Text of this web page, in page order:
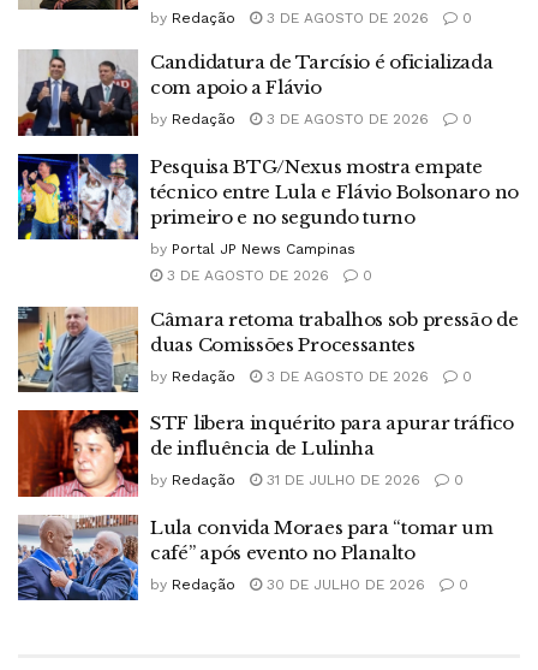
by Redação 3 DE AGOSTO DE 2026 0
Candidatura de Tarcísio é oficializada
com apoio a Flávio
by Redação 3 DE AGOSTO DE 2026 0
Pesquisa BTG/Nexus mostra empate
técnico entre Lula e Flávio Bolsonaro no
primeiro e no segundo turno
by Portal JP News Campinas
3 DE AGOSTO DE 2026
0
Câmara retoma trabalhos sob pressão de
duas Comissões Processantes
by Redação 3 DE AGOSTO DE 2026 0
STF libera inquérito para apurar tráfico
de influência de Lulinha
by Redação 31 DE JULHO DE 2026 0
Lula convida Moraes para “tomar um
café” após evento no Planalto
by Redação 30 DE JULHO DE 2026 0